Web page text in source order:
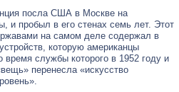
посла США в Москве на
и пробыл в его стенах семь лет. Этот
на самом деле содержал в
которую американцы
службы которого в 1952 году и
перенесла «искусство